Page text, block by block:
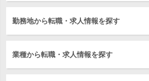
勤務地から転職・求人情報を探す
業種から転職・求人情報を探す